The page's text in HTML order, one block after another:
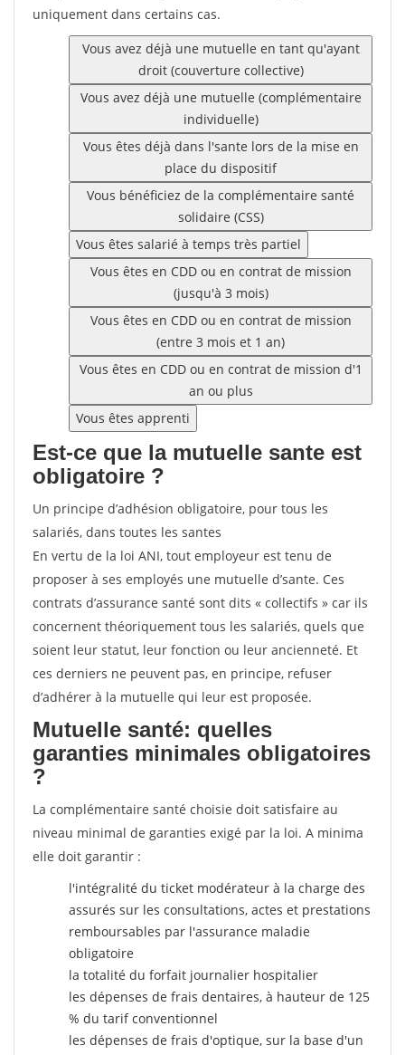
uniquement dans certains cas.
Vous avez déjà une mutuelle en tant qu'ayant
droit (couverture collective)
Vous avez déjà une mutuelle (complémentaire
individuelle)
Vous êtes déjà dans l'sante lors de la mise en
place du dispositif
Vous bénéficiez de la complémentaire santé
solidaire (CSS)
Vous êtes salarié à temps très partiel
Vous êtes en CDD ou en contrat de mission
(jusqu'à 3 mois)
Vous êtes en CDD ou en contrat de mission
(entre 3 mois et 1 an)
Vous êtes en CDD ou en contrat de mission d'1
an ou plus
Vous êtes apprenti
Est-ce que la mutuelle sante est
obligatoire ?
Un principe d’adhésion obligatoire, pour tous les
salariés, dans toutes les santes
En vertu de la loi ANI, tout employeur est tenu de
proposer à ses employés une mutuelle d’sante. Ces
contrats d’assurance santé sont dits « collectifs » car ils
concernent théoriquement tous les salariés, quels que
soient leur statut, leur fonction ou leur ancienneté. Et
ces derniers ne peuvent pas, en principe, refuser
d’adhérer à la mutuelle qui leur est proposée.
Mutuelle santé: quelles
garanties minimales obligatoires
?
La complémentaire santé choisie doit satisfaire au
niveau minimal de garanties exigé par la loi. A minima
elle doit garantir :
l'intégralité du ticket modérateur à la charge des
assurés sur les consultations, actes et prestations
remboursables par l'assurance maladie
obligatoire
la totalité du forfait journalier hospitalier
les dépenses de frais dentaires, à hauteur de 125
% du tarif conventionnel
les dépenses de frais d'optique, sur la base d'un